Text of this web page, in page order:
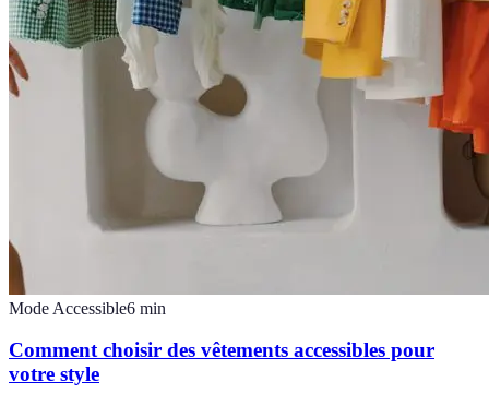
Mode Accessible6 min
Comment choisir des vêtements accessibles pour
votre style